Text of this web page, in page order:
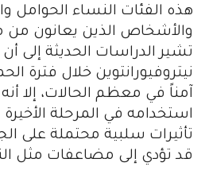
هذه الفئات النساء الحوامل
والأشخاص الذين يعانون من
تشير الدراسات الحديثة إلى
نيتروفيورانتوين خلال فترة
آمناً في معظم الحالات، إلا
استخدامه في المرحلة
تأثيرات سلبية محتملة على
قد تؤدي إلى مضاعفات مثل